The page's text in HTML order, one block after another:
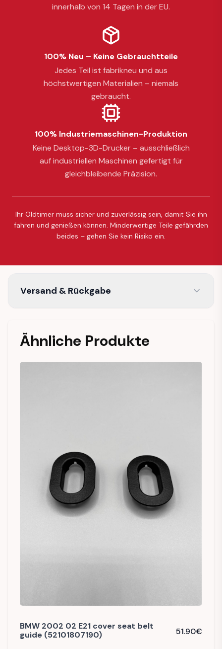
innerhalb von 14 Tagen in der EU.
100% Neu – Keine Gebrauchtteile
Jedes Teil ist fabrikneu und aus
höchstwertigen Materialien – niemals
gebraucht.
100% Industriemaschinen-Produktion
Keine Desktop-3D-Drucker – ausschließlich
auf industriellen Maschinen gefertigt für
gleichbleibende Präzision.
Ihr Oldtimer muss sicher und zuverlässig sein, damit Sie ihn
fahren und genießen können. Minderwertige Teile gefährden
beides – gehen Sie kein Risiko ein.
Versand & Rückgabe
Ähnliche Produkte
BMW 2002 02 E21 cover seat belt
guide (52101807190)
51.90€